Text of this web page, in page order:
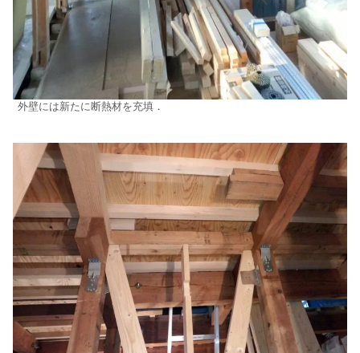
外壁には新たに断熱材を充填．